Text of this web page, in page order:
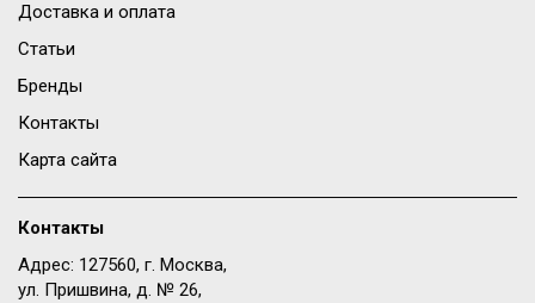
Доставка и оплата
Статьи
Бренды
Контакты
Карта сайта
Контакты
Адрес: 127560, г. Москва,
ул. Пришвина, д. № 26,